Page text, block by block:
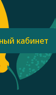
кабинет